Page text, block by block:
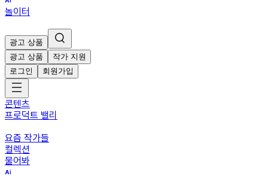
놀이터
광고 상품
광고 상품
작가 지원
로그인
회원가입
콘텐츠
프로덕트 밸리
요즘 작가들
컬렉션
물어봐